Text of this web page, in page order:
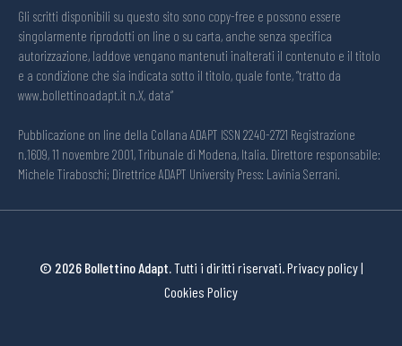
Gli scritti disponibili su questo sito sono copy-free e possono essere
singolarmente riprodotti on line o su carta, anche senza specifica
autorizzazione, laddove vengano mantenuti inalterati il contenuto e il titolo
e a condizione che sia indicata sotto il titolo, quale fonte, “tratto da
www.bollettinoadapt.it n.X, data“
Pubblicazione on line della Collana ADAPT ISSN 2240-2721 Registrazione
n.1609, 11 novembre 2001, Tribunale di Modena, Italia. Direttore responsabile:
Michele Tiraboschi; Direttrice ADAPT University Press: Lavinia Serrani.
© 2026 Bollettino Adapt.Tutti i diritti riservati.Privacy policy|
Cookies Policy